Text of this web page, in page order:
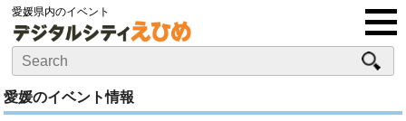
愛媛県内のイベント
愛媛のイベント情報